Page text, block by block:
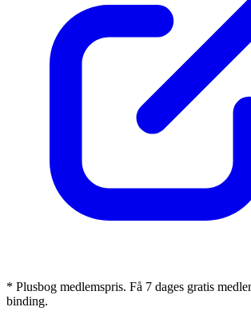
* Plusbog medlemspris. Få 7 dages gratis
binding.